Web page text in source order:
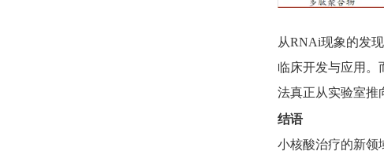
从RNAi现象的发
临床开发与应用。
法真正从实验室推
结语
小核酸治疗的新领